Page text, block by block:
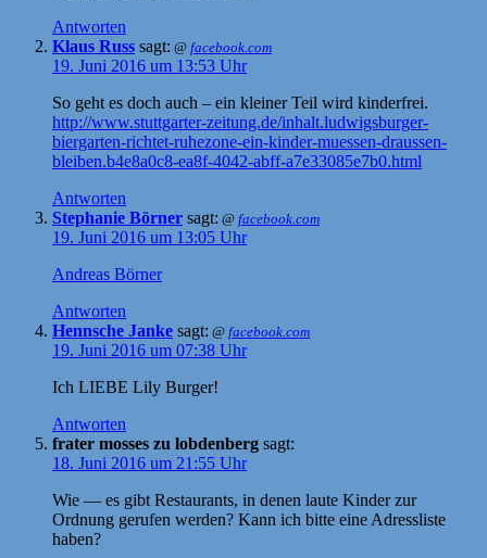
Antworten
Klaus Russ sagt: @ facebook.com
19. Juni 2016 um 13:53 Uhr
So geht es doch auch – ein kleiner Teil wird kinderfrei.
http://www.stuttgarter-zeitung.de/inhalt.ludwigsburger-
biergarten-richtet-ruhezone-ein-kinder-muessen-draussen-
bleiben.b4e8a0c8-ea8f-4042-abff-a7e33085e7b0.html
Antworten
Stephanie Börner sagt: @ facebook.com
19. Juni 2016 um 13:05 Uhr
Andreas Börner
Antworten
Hennsche Janke sagt: @ facebook.com
19. Juni 2016 um 07:38 Uhr
Ich LIEBE Lily Burger!
Antworten
frater mosses zu lobdenberg sagt:
18. Juni 2016 um 21:55 Uhr
Wie — es gibt Restaurants, in denen laute Kinder zur
Ordnung gerufen werden? Kann ich bitte eine Adressliste
haben?